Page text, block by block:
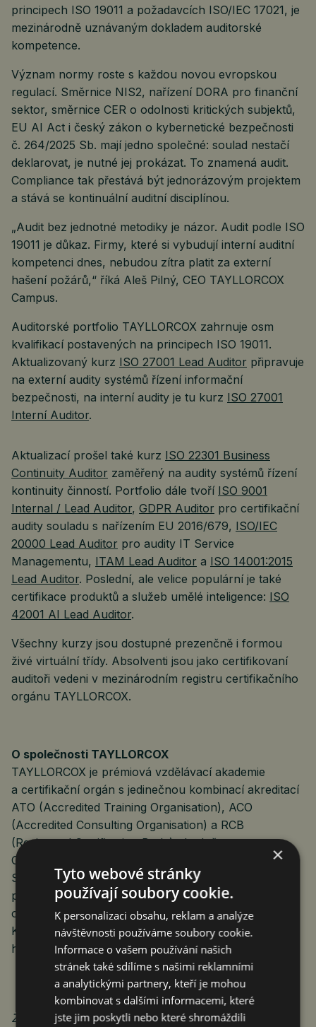
principech ISO 19011 a požadavcích ISO/IEC 17021, je
mezinárodně uznávaným dokladem auditorské
kompetence.
Význam normy roste s každou novou evropskou
regulací. Směrnice NIS2, nařízení DORA pro finanční
sektor, směrnice CER o odolnosti kritických subjektů,
EU AI Act i český zákon o kybernetické bezpečnosti
č. 264/2025 Sb. mají jedno společné: soulad nestačí
deklarovat, je nutné jej prokázat. To znamená audit.
Compliance tak přestává být jednorázovým projektem
a stává se kontinuální auditní disciplínou.
„Audit bez jednotné metodiky je názor. Audit podle ISO
19011 je důkaz. Firmy, které si vybudují interní auditní
kompetenci dnes, nebudou zítra platit za externí
hašení požárů,“ říká Aleš Pilný, CEO TAYLLORCOX
Campus.
Auditorské portfolio TAYLLORCOX zahrnuje osm
kvalifikací postavených na principech ISO 19011.
Aktualizovaný kurz ISO 27001 Lead Auditor připravuje
na externí audity systémů řízení informační
bezpečnosti, na interní audity je tu kurz ISO 27001
Interní Auditor.
Aktualizací prošel také kurz ISO 22301 Business
Continuity Auditor zaměřený na audity systémů řízení
kontinuity činností. Portfolio dále tvoří ISO 9001
Internal / Lead Auditor, GDPR Auditor pro certifikační
audity souladu s nařízením EU 2016/679, ISO/IEC
20000 Lead Auditor pro audity IT Service
Managementu, ITAM Lead Auditor a ISO 14001:2015
Lead Auditor. Poslední, ale velice populární je také
certifikace produktů a služeb umělé inteligence: ISO
42001 AI Lead Auditor.
Všechny kurzy jsou dostupné prezenčně i formou
živé virtuální třídy. Absolventi jsou jako certifikovaní
auditoři vedeni v mezinárodním registru certifikačního
orgánu TAYLLORCOX.
O společnosti TAYLLORCOX
TAYLLORCOX je prémiová vzdělávací akademie
a certifikační orgán s jedinečnou kombinací akreditací
ATO (Accredited Training Organisation), ACO
(Accredited Consulting Organisation) a RCB
(Registered Certification Body), doplněnou o status
CAB (Conformity Assessment Body) pro eIDAS.
Specializuje se na certifikace a školení v oblasti
projektového řízení, kybernetické bezpečnosti,
ochrany osobních údajů a umělé inteligence.
Kompletní nabídku kurzů najdete na
https://www.tx.cz/akademie.
Zdroj: TAYLLORCOX
×
Tyto webové stránky
používají soubory cookie.
K personalizaci obsahu, reklam a analýze
návštěvnosti používáme soubory cookie.
Informace o vašem používání našich
stránek také sdílíme s našimi reklamními
a analytickými partnery, kteří je mohou
kombinovat s dalšími informacemi, které
jste jim poskytli nebo které shromáždili